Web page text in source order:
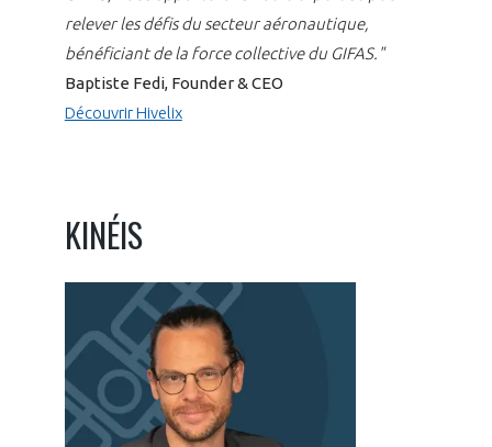
relever les défis du secteur aéronautique,
bénéficiant de la force collective du GIFAS."
Baptiste Fedi, Founder & CEO
Découvrir Hivelix
KINÉIS